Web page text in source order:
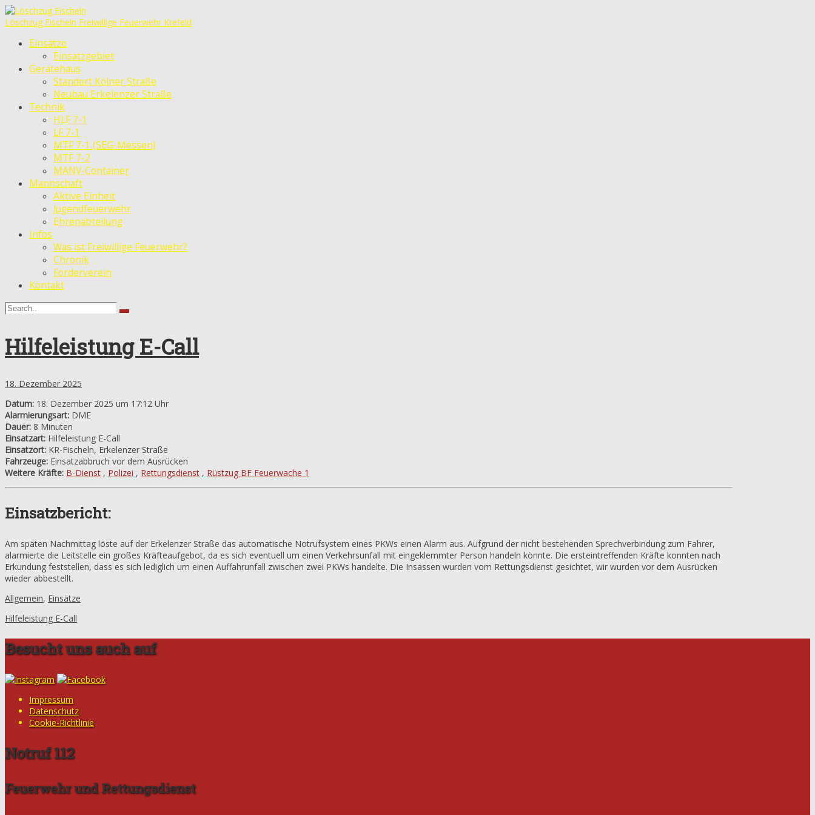
Löschzug Fischeln Freiwillige Feuerwehr Krefeld
Einsätze
Einsatzgebiet
Gerätehaus
Standort Kölner Straße
Neubau Erkelenzer Straße
Technik
HLF 7-1
LF 7-1
MTF 7-1 (SEG-Messen)
MTF 7-2
MANV-Container
Mannschaft
Aktive Einheit
Jugendfeuerwehr
Ehrenabteilung
Infos
Was ist Freiwillige Feuerwehr?
Chronik
Förderverein
Kontakt
Hilfeleistung E-Call
18. Dezember 2025
Datum: 18. Dezember 2025 um 17:12 Uhr
Alarmierungsart: DME
Dauer: 8 Minuten
Einsatzart: Hilfeleistung E-Call
Einsatzort: KR-Fischeln, Erkelenzer Straße
Fahrzeuge: Einsatzabbruch vor dem Ausrücken
Weitere Kräfte: B-Dienst , Polizei , Rettungsdienst , Rüstzug BF Feuerwache 1
Einsatzbericht:
Am späten Nachmittag löste auf der Erkelenzer Straße das automatische Notrufsystem eines PKWs einen Alarm aus. Aufgrund der nicht bestehenden Sprechverbindung zum Fahrer,
alarmierte die Leitstelle ein großes Kräfteaufgebot, da es sich eventuell um einen Verkehrsunfall mit eingeklemmter Person handeln könnte. Die ersteintreffenden Kräfte konnten nach
Erkundung feststellen, dass es sich lediglich um einen Auffahrunfall zwischen zwei PKWs handelte. Die Insassen wurden vom Rettungsdienst gesichtet, wir wurden vor dem Ausrücken
wieder abbestellt.
Allgemein, Einsätze
Hilfeleistung E-Call
Besucht uns auch auf
Impressum
Datenschutz
Cookie-Richtlinie
Notruf 112
Feuerwehr und Rettungsdienst